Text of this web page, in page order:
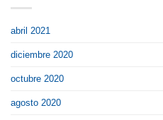
abril 2021
diciembre 2020
octubre 2020
agosto 2020